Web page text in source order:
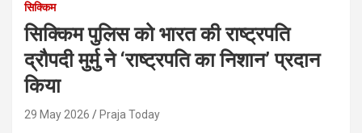
सिक्किम
सिक्किम पुलिस को भारत की राष्ट्रपति
द्रौपदी मुर्मु ने ‘राष्ट्रपति का निशान’ प्रदान
किया
29 May 2026 Praja Today